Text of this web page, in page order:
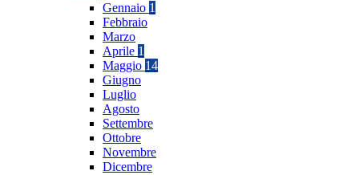
Gennaio 1
Febbraio
Marzo
Aprile 1
Maggio 14
Giugno
Luglio
Agosto
Settembre
Ottobre
Novembre
Dicembre